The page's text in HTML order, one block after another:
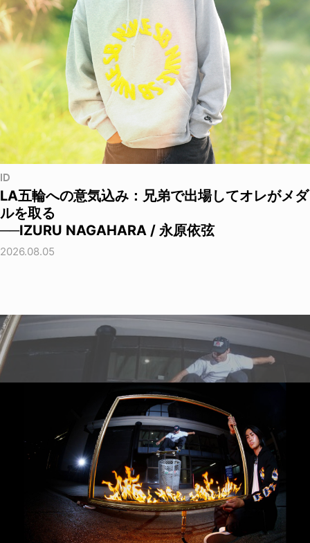
ID
LA五輪への意気込み：兄弟で出場してオレがメダ
ルを取る
──IZURU NAGAHARA / 永原依弦
2026.08.05